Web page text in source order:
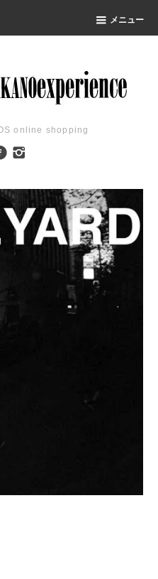
メニュー
online shopping